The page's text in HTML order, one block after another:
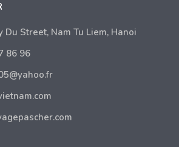
Du Street, Nam Tu Liem, Hanoi
86 96